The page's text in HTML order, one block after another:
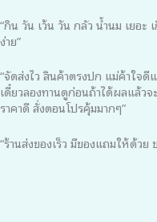
“กิน วัน เว้น วัน กลัว น้ำนม เยอ
ง่าย”
“จัดส่งไว สินค้าตรงปก แม่ค้าใจดี
เดี๋ยวลองทานดูก่อนถ้าได้ผลแล้วจ
ราคาดี สั่งตอนโปรคุ้มมากๆ”
“ร้านส่งของเร็ว มีของแถมให้ด้วย